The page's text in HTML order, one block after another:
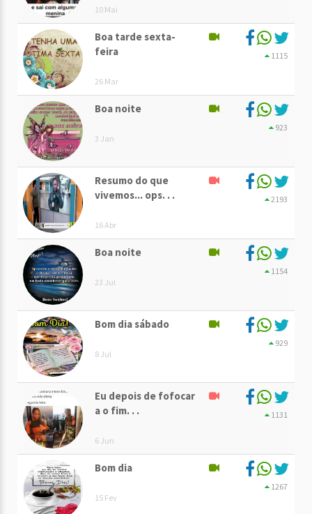
10 Mai
Boa tarde sexta-
feira
26 Mar
1115
Boa noite
3 Jan
923
Resumo do que
vivemos... ops. . .
16 Abr
2193
Boa noite
23 Jul
1154
Bom dia sábado
8 Jul
929
Eu depois de fofocar
a o fim. . .
6 Jun
1131
Bom dia
15 Fev
1267